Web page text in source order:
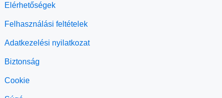
Elérhetőségek
Felhasználási feltételek
Adatkezelési nyilatkozat
Biztonság
Cookie